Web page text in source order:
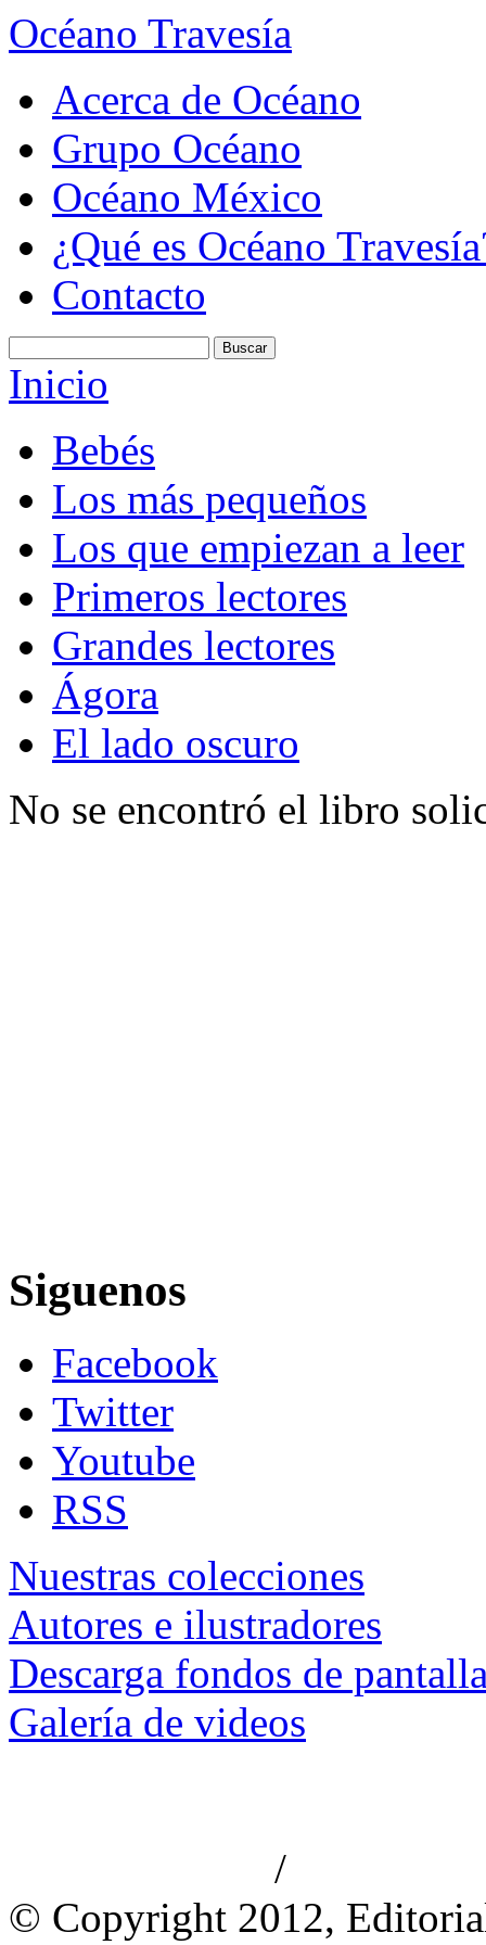
Océano Travesía
Acerca de Océano
Grupo Océano
Océano México
¿Qué es Océano
Contacto
Inicio
Bebés
Los más pequeños
Los que empiezan a leer
Primeros lectores
Grandes lectores
Ágora
El lado oscuro
No se encontró el libro
Siguenos
Facebook
Twitter
Youtube
RSS
Nuestras colecciones
Autores e ilustradores
Descarga fondos de
Galería de videos
/
© Copyright 2012,